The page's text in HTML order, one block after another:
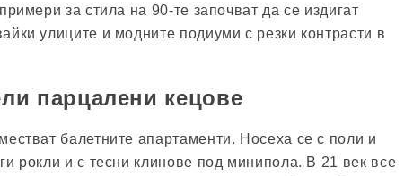
за стила на 90-те започват да се издигат
улиците и модните подиуми с резки контрасти в
парцалени кецове
балетните апартаменти. Носеха се с поли и
рокли и с тесни клинове под минипола. В 21 век все